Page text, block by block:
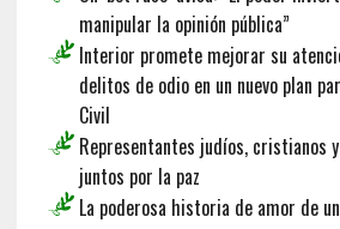
manipular la opinión pública”
Interior promete mejorar su
delitos de odio en un nuevo plan
Civil
Representantes judíos, cristianos
juntos por la paz
La poderosa historia de amor de